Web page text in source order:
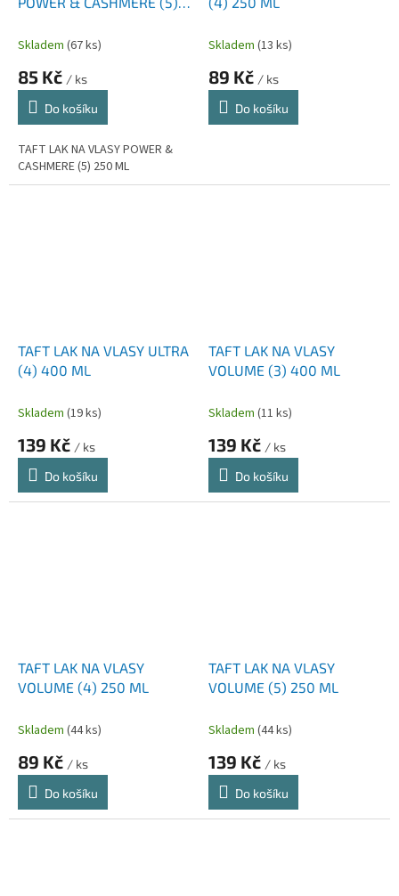
Skladem (67 ks)
85 Kč / ks
Do košíku
TAFT LAK NA VLASY POWER &
CASHMERE (5) 250 ML
Skladem (13 ks)
89 Kč / ks
Do košíku
TAFT LAK NA VLASY ULTRA
(4) 400 ML
Skladem (19 ks)
139 Kč / ks
Do košíku
TAFT LAK NA VLASY
VOLUME (3) 400 ML
Skladem (11 ks)
139 Kč / ks
Do košíku
TAFT LAK NA VLASY
VOLUME (4) 250 ML
Skladem (44 ks)
89 Kč / ks
Do košíku
TAFT LAK NA VLASY
VOLUME (5) 250 ML
Skladem (44 ks)
139 Kč / ks
Do košíku